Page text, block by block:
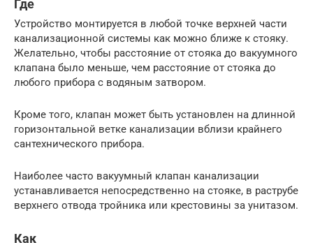
Где
Устройство монтируется в любой точке верхней части
канализационной системы как можно ближе к стояку.
Желательно, чтобы расстояние от стояка до вакуумного
клапана было меньше, чем расстояние от стояка до
любого прибора с водяным затвором.
Кроме того, клапан может быть установлен на длинной
горизонтальной ветке канализации вблизи крайнего
сантехнического прибора.
Наиболее часто вакуумный клапан канализации
устанавливается непосредственно на стояке, в раструбе
верхнего отвода тройника или крестовины за унитазом.
Как